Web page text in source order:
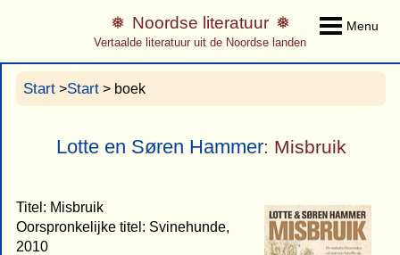
Menu
Noordse literatuur
Vertaalde literatuur uit de Noordse landen
Start >Start > boek
Lotte en Søren Hammer: Misbruik
Titel: Misbruik
Oorspronkelijke titel: Svinehunde,
2010